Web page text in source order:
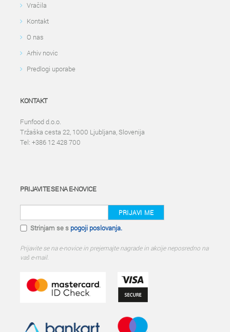
Vračila
Kontakt
O nas
Arhiv novic
Predlogi uporabe
KONTAKT
Funfood d.o.o.
Tržaška cesta 22, 1000 Ljubljana, Slovenija
Tel: +386 12 428 700
PRIJAVITE SE NA E-NOVICE
PRIJAVI ME
Strinjam se s pogoji poslovanja.
Prijavite se na e-novice in prejemajte nagrade in akcije neposredno na
vaš e-mail.